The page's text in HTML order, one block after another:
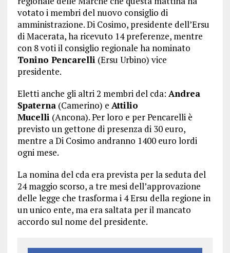
votato i membri del nuovo consiglio di
amministrazione. Di Cosimo, presidente dell’Ersu
di Macerata, ha ricevuto 14 preferenze, mentre
con 8 voti il consiglio regionale ha nominato
Tonino Pencarelli (Ersu Urbino) vice
presidente.
Eletti anche gli altri 2 membri del cda: Andrea
Spaterna(Camerino) e Attilio
Mucelli (Ancona). Per loro e per Pencarelli è
previsto un gettone di presenza di 30 euro,
mentre a Di Cosimo andranno 1400 euro lordi
ogni mese.
La nomina del cda era prevista per la seduta del
24 maggio scorso, a tre mesi dell’approvazione
delle legge che trasforma i 4 Ersu della regione in
un unico ente, ma era saltata per il mancato
accordo sul nome del presidente.